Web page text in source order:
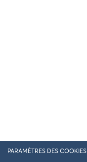
PARAMÈTRES DES COOKIES